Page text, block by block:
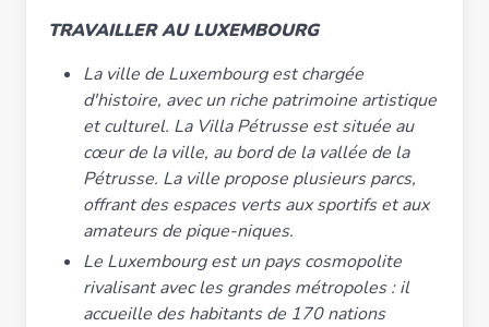
TRAVAILLER AU LUXEMBOURG
La ville de Luxembourg est chargée
d'histoire, avec un riche patrimoine artistique
et culturel. La Villa Pétrusse est située au
cœur de la ville, au bord de la vallée de la
Pétrusse. La ville propose plusieurs parcs,
offrant des espaces verts aux sportifs et aux
amateurs de pique-niques.
Le Luxembourg est un pays cosmopolite
rivalisant avec les grandes métropoles : il
accueille des habitants de 170 nations